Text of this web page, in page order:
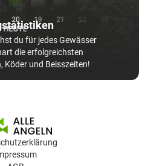
du für jedes Gewässer
die erfolgreichsten
Köder und Beisszeiten!